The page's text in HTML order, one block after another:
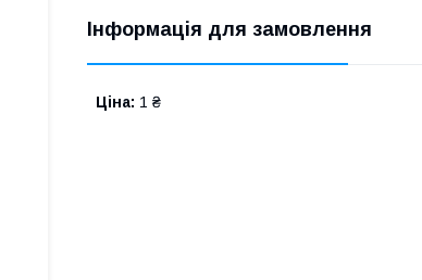
Інформація для замовлення
Ціна: 1 ₴